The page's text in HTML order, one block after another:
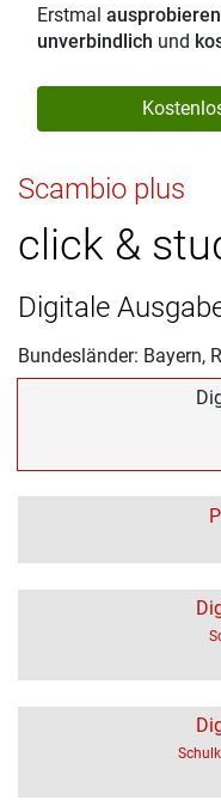
Erstmal ausprobieren
unverbindlich und
Scambio plus
click &
Digitale
Bundesländer: Bayern,